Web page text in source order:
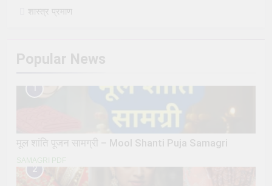
शास्त्र प्रमाण
Popular News
1
मूल शांति पूजन सामग्री – Mool Shanti Puja Samagri
SAMAGRI PDF
2